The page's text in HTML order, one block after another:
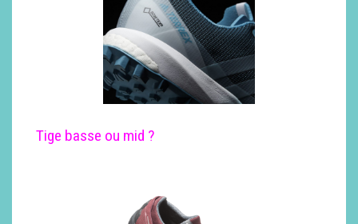
Tige basse ou mid ?